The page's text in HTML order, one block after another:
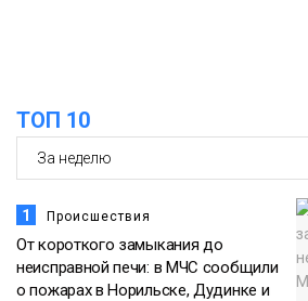
ТОП 10
1 Происшествия
От короткого замыкания до
неисправной печи: в МЧС сообщили
о пожарах в Норильске, Дудинке и